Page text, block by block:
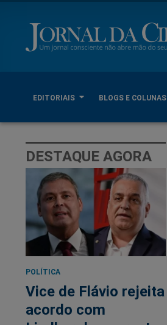
EDITORIAIS BLOGS E COLUNAS
DESTAQUE AGORA
POLÍTICA
Vice de Flávio rejeita
acordo com